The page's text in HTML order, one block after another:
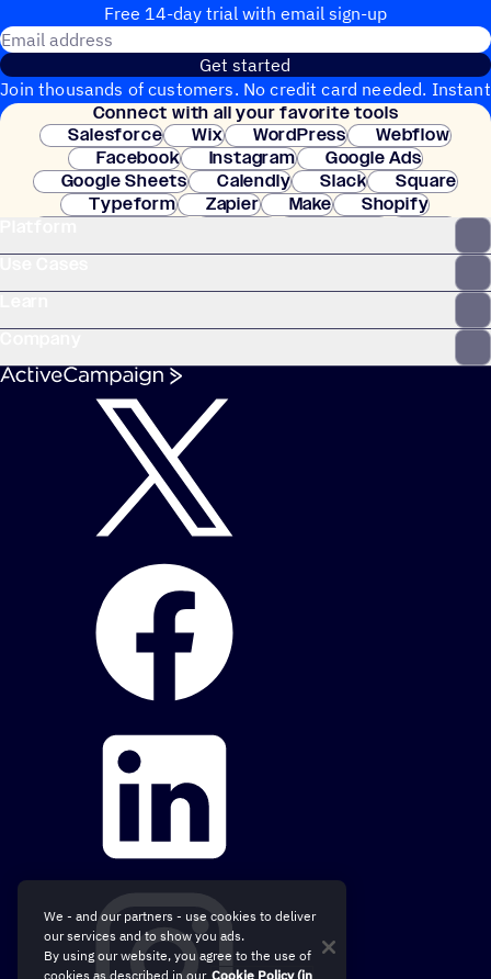
Free 14-day trial with email sign-up
Get started
Join thousands of customers. No credit card needed. Instant
setup.
Connect with all your favorite tools
Salesforce
Wix WordPress
Webflow
Facebook
Instagram
Google Ads
Google Sheets
Calendly Slack
Square
Typeform
Zapier Make
Shopify
Clay
We - and our partners - use cookies to deliver
our services and to show you ads.
By using our website, you agree to the use of
cookies as described in our Cookie Policy (in